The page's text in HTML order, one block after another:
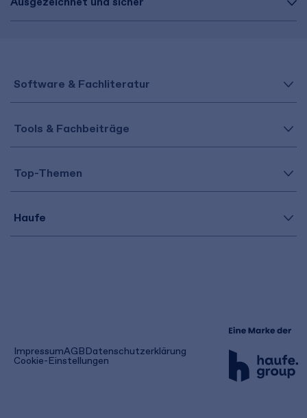
Software & Fachliteratur
Tools & Fachbeiträge
Top-Themen
Haufe
ImpressumAGB(öffnet
in
einem
Datenschutzerklärung
Cookie-Einstellungen